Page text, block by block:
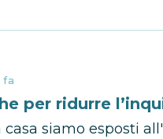
fa
per ridurre
casa siamo esposti